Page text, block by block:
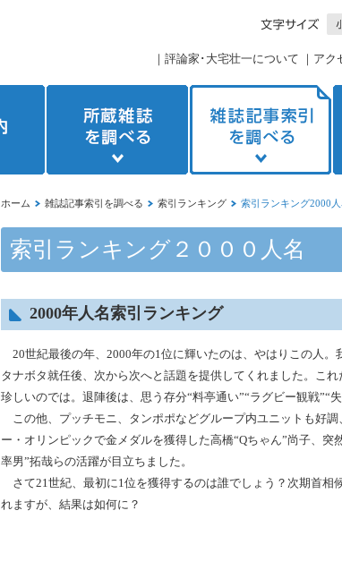
｜ 評論家･大宅壮一について ｜ アク
ホーム 雑誌記事索引を調べる 索引ランキング 索引ランキング2000人
索引ランキング２０００人名
2000年人名索引ランキング
20世紀最後の年、2000年の1位に輝いたのは、やはりこの人。
タナボタ就任後、次から次へと話題を提供してくれました。こ
珍しいのでは。退陣後は、思う存分“料亭通い”“ラグビー観戦”“失
この他、プッチモニ、タンポポなどグループ内ユニットも好
ー・オリンピックで金メダルを獲得した高橋“Qちゃん”尚子、
率男”拓哉らの活躍が目立ちました。
さて21世紀、最初に1位を獲得するのは誰でしょう？次期首相
れますが、結果は如何に？